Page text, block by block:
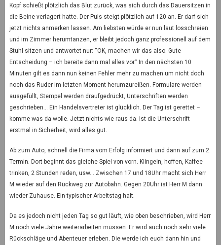
Kopf schießt plötzlich das Blut zurück, was sich durch das Dauersitzen in
die Beine verlagert hatte. Der Puls steigt plötzlich auf 120 an. Er darf sich
jetzt nichts anmerken lassen. Am liebsten würde er nun laut losschreien
und im Zimmer herumtanzen, er bleibt jedoch ganz professionell auf dem
Stuhl sitzen und antwortet nur: “OK, machen wir das also. Gute
Entscheidung – ich bereite dann mal alles vor.” In den nächsten 10
Minuten gilt es dann nun keinen Fehler mehr zu machen um nicht doch
noch das Ruder im letzten Moment herumzureißen. Formulare werden
ausgefüllt, Stempel werden draufgedrückt, Unterschriften werden
geschrieben… Ein Handelsvertreter ist glücklich. Der Tag ist gerettet –
komme was da wolle. Jetzt nichts wie raus da. Ist die Unterschrift
erstmal in Sicherheit, wird alles gut.
Ab zum Auto, schnell die Firma vom Erfolg informiert und dann auf zum 2.
Termin. Dort beginnt das gleiche Spiel von vorn. Klingeln, hoffen, Kaffee
trinken, 2 Stunden reden, usw… Zwischen 17 und 18Uhr macht sich Herr
M wieder auf den Rückweg zur Autobahn. Gegen 20Uhr ist Herr M dann
wieder Zuhause. Ein typischer Arbeitstag halt.
Da es jedoch nicht jeden Tag so gut läuft, wie oben beschrieben, wird Herr
M noch viele Jahre weiterarbeiten müssen. Er wird auch noch sehr viele
Rückschläge und Abenteuer erleben. Die werde ich euch dann hin und